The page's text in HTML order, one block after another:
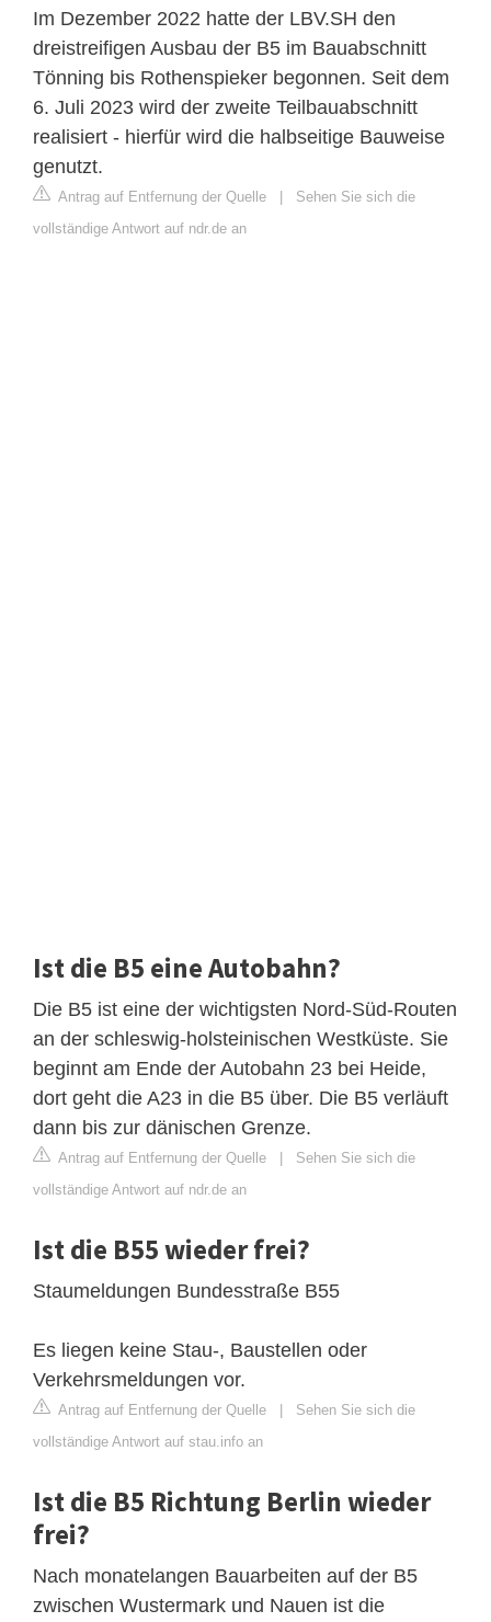
Im Dezember 2022 hatte der LBV.SH den
dreistreifigen Ausbau der B5 im Bauabschnitt
Tönning bis Rothenspieker begonnen. Seit dem
6. Juli 2023 wird der zweite Teilbauabschnitt
realisiert - hierfür wird die halbseitige Bauweise
genutzt.
Antrag auf Entfernung der Quelle | Sehen Sie sich die
vollständige Antwort auf ndr.de an
Ist die B5 eine Autobahn?
Die B5 ist eine der wichtigsten Nord-Süd-Routen
an der schleswig-holsteinischen Westküste. Sie
beginnt am Ende der Autobahn 23 bei Heide,
dort geht die A23 in die B5 über. Die B5 verläuft
dann bis zur dänischen Grenze.
Antrag auf Entfernung der Quelle | Sehen Sie sich die
vollständige Antwort auf ndr.de an
Ist die B55 wieder frei?
Staumeldungen Bundesstraße B55
Es liegen keine Stau-, Baustellen oder
Verkehrsmeldungen vor.
Antrag auf Entfernung der Quelle | Sehen Sie sich die
vollständige Antwort auf stau.info an
Ist die B5 Richtung Berlin wieder
frei?
Nach monatelangen Bauarbeiten auf der B5
zwischen Wustermark und Nauen ist die